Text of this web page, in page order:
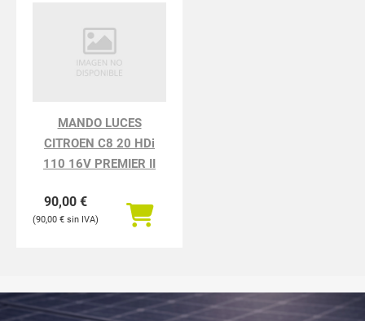
MANDO LUCES
CITROEN C8 20 HDi
110 16V PREMIER II
90,00 €
90,00 €